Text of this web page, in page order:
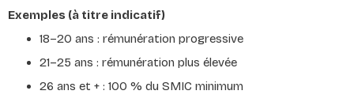
Exemples (à titre indicatif)
18–20 ans : rémunération progressive
21–25 ans : rémunération plus élevée
26 ans et + : 100 % du SMIC minimum